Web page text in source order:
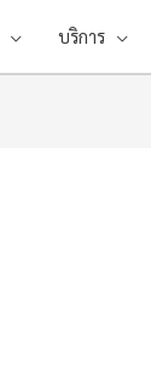
บริการ